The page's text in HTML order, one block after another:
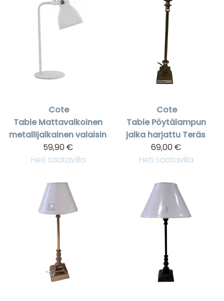
Cote
Table Mattavalkoinen
metallijalkainen valaisin
59,90 €
Heti saatavilla
Cote
Table Pöytälampun
jalka harjattu Teräs
69,00 €
Heti saatavilla